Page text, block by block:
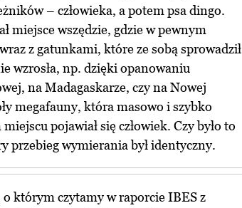
– człowieka, a potem psa dingo.
miejsce wszędzie, gdzie w pewnym
z gatunkami, które ze sobą sprowadził
wzrosła, np. dzięki opanowaniu
na Madagaskarze, czy na Nowej
megafauny, która masowo i szybko
pojawiał się człowiek. Czy było to
przebieg wymierania był identyczny.
którym czytamy w raporcie IBES z